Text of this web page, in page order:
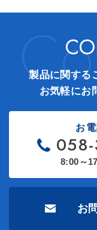
製品に関する
お気軽にお
お
8:00～
お